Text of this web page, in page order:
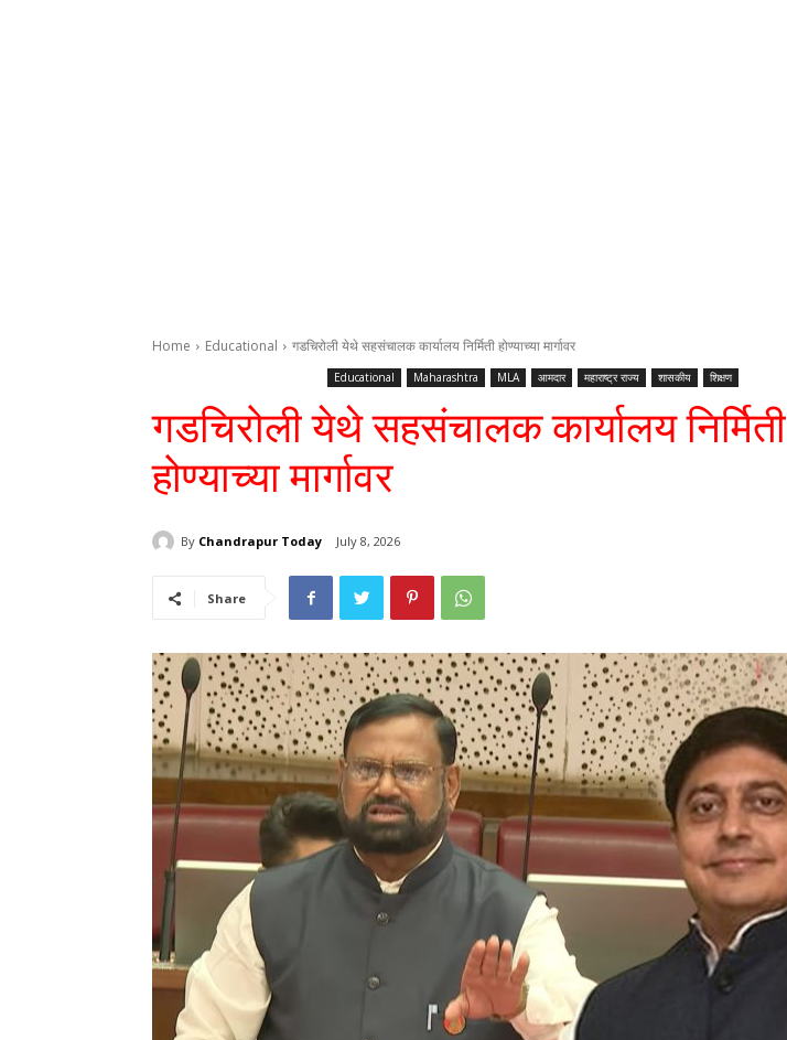
Home Educational गडचिरोली येथे सहसंचालक कार्यालय निर्मिती होण्याच्या मार्गावर
Educational Maharashtra MLA आमदार महाराष्ट्र राज्य शासकीय शिक्षण
गडचिरोली येथे सहसंचालक कार्यालय निर्मिती
होण्याच्या मार्गावर
By Chandrapur Today July 8, 2026
Share